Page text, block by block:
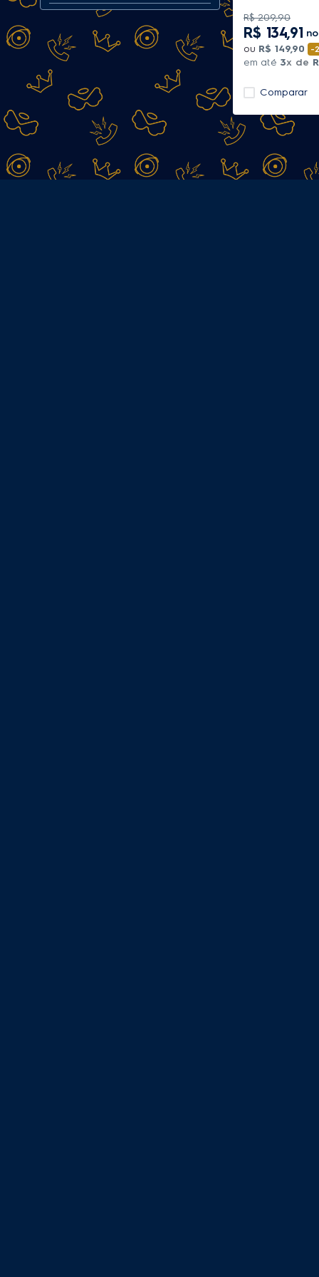
Filtro deslizante
Vidro
R$ 209,90
R$ 134,91
ou R$ 149,90 -
em até 3x de
Comparar